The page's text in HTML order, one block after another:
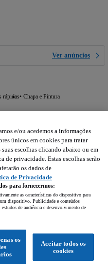
Ver anúncios
rápidas Chapa e Pintura
e/ou acedemos a informações
únicos em cookies para tratar
escolhas clicando abaixo ou em
privacidade. Estas escolhas serão
os dados de
de Privacidade
para fornecermos:
as características do dispositivo para
dispositivo. Publicidade e conteúdos
de audiência e desenvolvimento de
Aceitar todos os
cookies
os